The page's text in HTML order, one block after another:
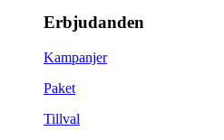
Erbjudanden
Kampanjer
Paket
Tillval